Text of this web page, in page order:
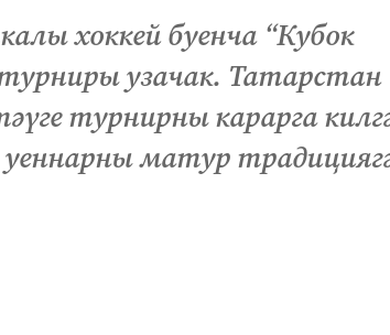
хоккей буенча “Кубок
узачак. Татарстан
турнирны карарга
уеннарны матур